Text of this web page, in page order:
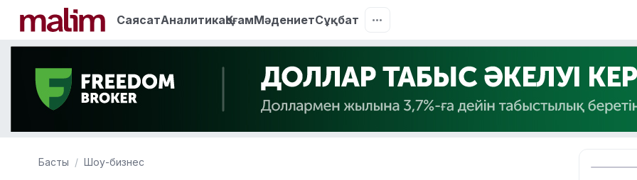
СаясатАналитикаҚоғамМәдениетСұқбат
Басты Шоу-бизнес